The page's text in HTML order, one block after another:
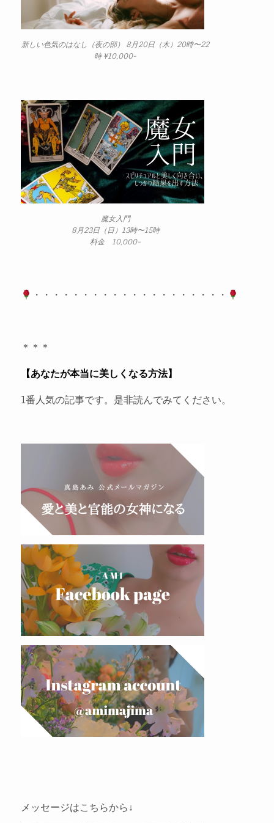
新しい色気のはなし（夜の部） 8月20日（木）20時〜22
時 ¥10,000-
魔女入門
8月23日（日）13時〜15時
料金 10,000-
・・・・・・・・・・・・・・・・・・・・
＊＊＊
【あなたが本当に美しくなる方法】
1番人気の記事です。是非読んでみてください。
メッセージはこちらから↓